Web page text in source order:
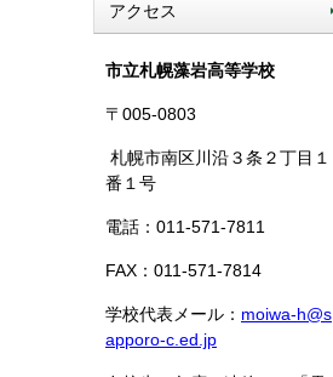
アクセス
市立札幌藻岩高等学校
〒005-0803
札幌市南区川沿３条２丁目１
番１号
電話：011-571-7811
FAX：011-571-7814
学校代表メール： moiwa-h@s
apporo-c.ed.jp